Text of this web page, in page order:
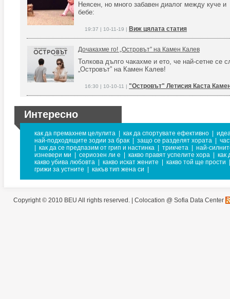
Неясен, но много забавен диалог между куче и
бебе:
19:37 | 10-11-19 | Виж цялата статия
Дочакахме го! „Островът” на Камен Калев
Толкова дълго чакахме и ето, че най-сетне се
„Островът” на Камен Калев!
16:30 | 10-10-11 | "Островът" Летисия Каста
Интересно
как да премахнем целулита как да спортувате ефективно
най-подходящите зодии за брак
защо се разделят хората
как да се предпазим от грип и настинка трикчета
най-
изневери ми
сериозен ли е какво правят успелите хора
как
какво убива любовта
какво искат жените какво той ще прости
грижи за устните
какъв тип жена си
Copyright © 2010 BEU All rights reserved. | Colocation @ Sofia Data Center